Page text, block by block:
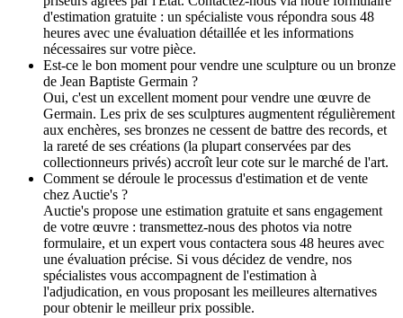
d'estimation gratuite : un spécialiste vous répondra sous 48
heures avec une évaluation détaillée et les informations
nécessaires sur votre pièce.
Est-ce le bon moment pour vendre une sculpture ou un bronze
de Jean Baptiste Germain ?
Oui, c'est un excellent moment pour vendre une œuvre de
Germain. Les prix de ses sculptures augmentent régulièrement
aux enchères, ses bronzes ne cessent de battre des records, et
la rareté de ses créations (la plupart conservées par des
collectionneurs privés) accroît leur cote sur le marché de l'art.
Comment se déroule le processus d'estimation et de vente
chez Auctie's ?
Auctie's propose une estimation gratuite et sans engagement
de votre œuvre : transmettez-nous des photos via notre
formulaire, et un expert vous contactera sous 48 heures avec
une évaluation précise. Si vous décidez de vendre, nos
spécialistes vous accompagnent de l'estimation à
l'adjudication, en vous proposant les meilleures alternatives
pour obtenir le meilleur prix possible.